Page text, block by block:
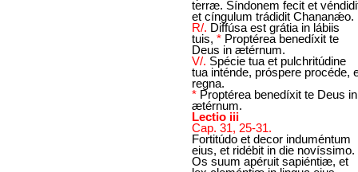
terræ. Síndonem fecit et
et cíngulum trádidit Chananǽo.
R/. Diffúsa est grátia in lábiis
tuis, * Proptérea benedíxit te
Deus in ætérnum.
V/. Spécie tua et pulchritúdine
tua inténde, próspere procéde,
regna.
* Proptérea benedíxit te Deus in
ætérnum.
Lectio iii
Cap. 31, 25-31.
Fortitúdo et decor induméntum
eius, et ridébit in die novíssimo.
Os suum apéruit sapiéntiæ, et